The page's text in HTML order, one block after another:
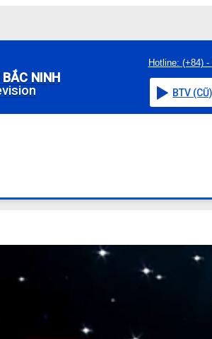
NINH
Hotline: (+84)
BTV (CŨ)